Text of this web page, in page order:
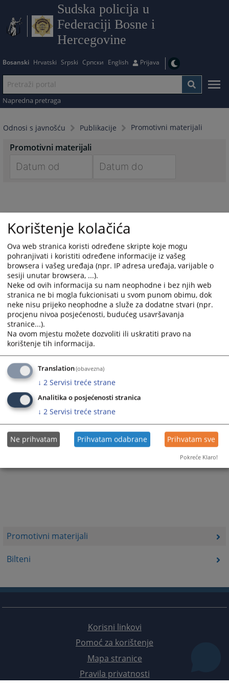
Sudska policija u
Federaciji Bosne i
Hercegovine
Bosanski Hrvatski Srpski Српски English Prijava
Napredna pretraga
Odnosi s javnošću Publikacije Promotivni materijali
Promotivni materijali
Bilteni
Promotivni materijali
with
calendar
and
select
a
date.
Press
the
question
mark
to
get
keyboard
shortcuts
changing
dates.
with
calendar
and
select
a
date.
Press
the
question
get
the
keyboard
shortcuts
changing
dates.
Trenutno nema vijesti
Korisni linkovi
Pomoć za korištenje
Mapa stranice
Pravila privatnosti
Korištenje kolačića
Ova web stranica koristi određene skripte koje mogu
pohranjivati i koristiti određene informacije iz vašeg
browsera i vašeg uređaja (npr. IP adresa uređaja, varijable o
sesiji unutar browsera, ...).
Neke od ovih informacija su nam neophodne i bez njih web
stranica ne bi mogla fukcionisati u svom punom obimu, dok
neke nisu prijeko neophodne a služe za dodatne stvari (npr.
procjenu nivoa posjećenosti, budućeg usavršavanja
stranice...).
Na ovom mjestu možete dozvoliti ili uskratiti pravo na
korištenje tih informacija.
Translation(obavezna)
↓ 2 Servisi treće strane
Analitika o posjećenosti stranica
↓ 2 Servisi treće strane
Ne prihvatam Prihvatam odabrane Prihvatam sve
Pokreće Klaro!